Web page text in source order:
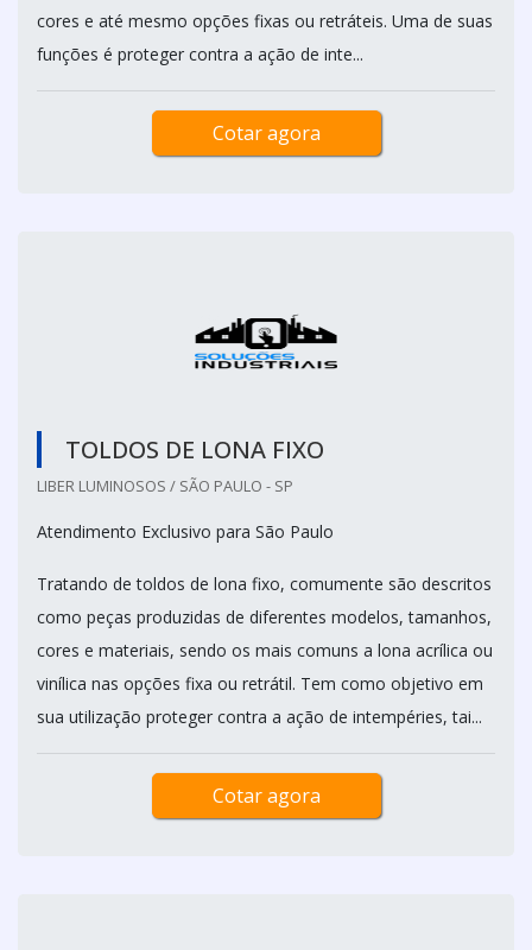
cores e até mesmo opções fixas ou retráteis. Uma de suas
funções é proteger contra a ação de inte...
Cotar agora
TOLDOS DE LONA FIXO
LIBER LUMINOSOS / SÃO PAULO - SP
Atendimento Exclusivo para São Paulo
Tratando de toldos de lona fixo, comumente são descritos
como peças produzidas de diferentes modelos, tamanhos,
cores e materiais, sendo os mais comuns a lona acrílica ou
vinílica nas opções fixa ou retrátil. Tem como objetivo em
sua utilização proteger contra a ação de intempéries, tai...
Cotar agora